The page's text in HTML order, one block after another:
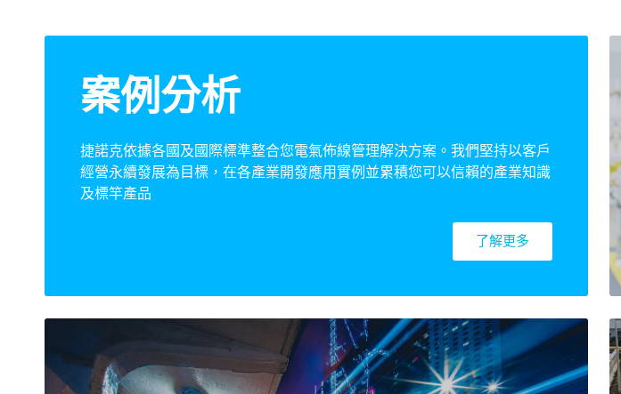
案例分析
捷諾克依據各國及國際標準整合您電氣佈線管理解決方案。我們堅持以客戶
經營永續發展為目標，在各產業開發應用實例並累積您可以信賴的產業知識
及標竿產品
了解更多